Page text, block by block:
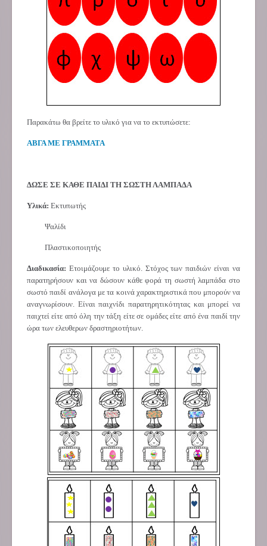
Παρακάτω θα βρείτε το υλικό για να το εκτυπώσετε:
ΑΒΓΑ ΜΕ ΓΡΑΜΜΑΤΑ
ΔΩΣΕ ΣΕ ΚΑΘΕ ΠΑΙΔΙ ΤΗ ΣΩΣΤΗ ΛΑΜΠΑΔΑ
Υλικά: Εκτυπωτής
Ψαλίδι
Πλαστικοποιητής
Διαδικασία: Ετοιμάζουμε το υλικό. Στόχος των παιδιών είναι να
παρατηρήσουν και να δώσουν κάθε φορά τη σωστή λαμπάδα στο
σωστό παιδί ανάλογα με τα κοινά χαρακτηριστικά που μπορούν να
αναγνωρίσουν. Είναι παιχνίδι παρατηρητικότητας και μπορεί να
παιχτεί είτε από όλη την τάξη είτε σε ομάδες είτε από ένα παιδί την
ώρα των ελευθερων δραστηριοτήτων.